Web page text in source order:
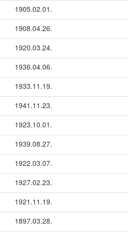
1905.02.01.
1908.04.26.
1920.03.24.
1936.04.06.
1933.11.19.
1941.11.23.
1923.10.01.
1939.08.27.
1922.03.07.
1927.02.23.
1921.11.19.
1897.03.28.